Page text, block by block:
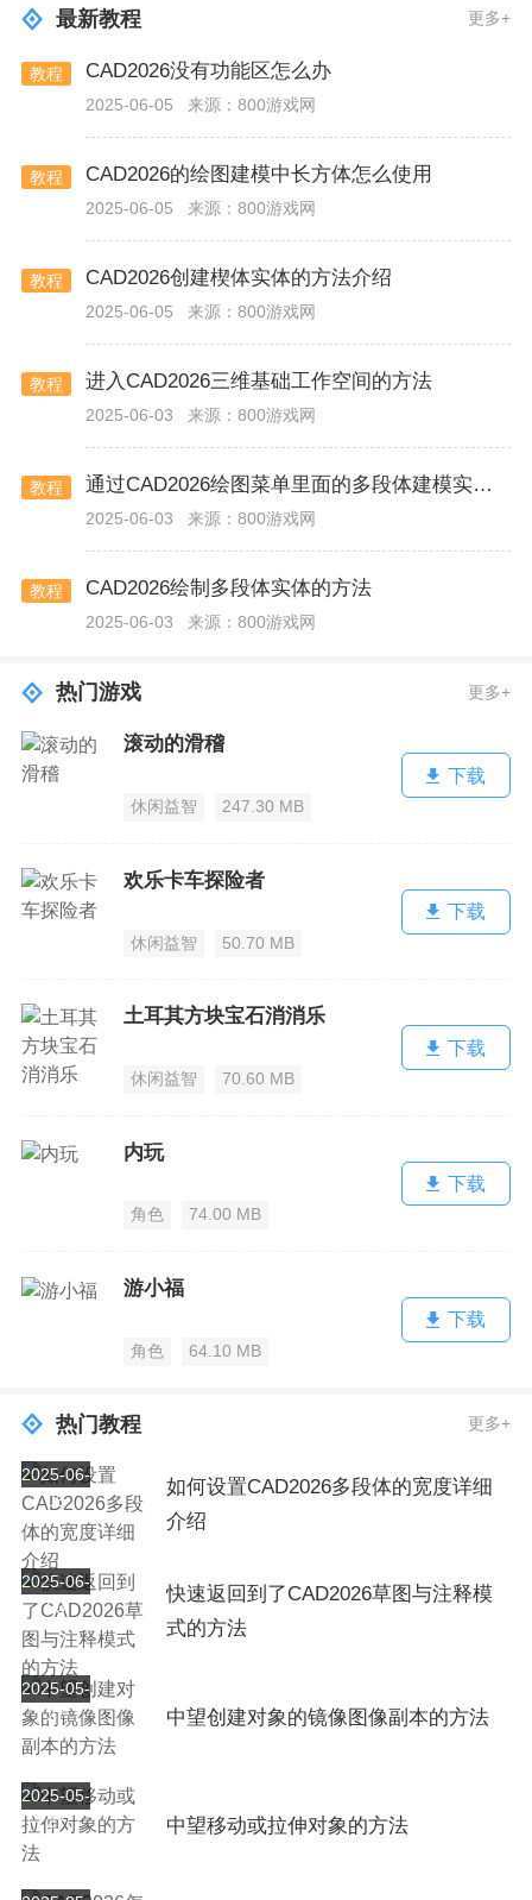
最新教程 更多+
教程 CAD2026没有功能区怎么办
2025-06-05 来源：800游戏网
教程 CAD2026的绘图建模中长方体怎么使用
2025-06-05 来源：800游戏网
教程 CAD2026创建楔体实体的方法介绍
2025-06-05 来源：800游戏网
教程 进入CAD2026三维基础工作空间的方法
2025-06-03 来源：800游戏网
教程 通过CAD2026绘图菜单里面的多段体建模实体的方法
2025-06-03 来源：800游戏网
教程 CAD2026绘制多段体实体的方法
2025-06-03 来源：800游戏网
热门游戏 更多+
滚动的滑稽
休闲益智 247.30 MB
下载
欢乐卡车探险者
休闲益智 50.70 MB
下载
土耳其方块宝石消消乐
休闲益智 70.60 MB
下载
内玩
角色 74.00 MB
下载
游小福
角色 64.10 MB
下载
热门教程 更多+
2025-06-
03
如何设置CAD2026多段体的宽度详细
介绍
2025-06-
03
快速返回到了CAD2026草图与注释模
式的方法
2025-05-
27
中望创建对象的镜像图像副本的方法
2025-05-
27
中望移动或拉伸对象的方法